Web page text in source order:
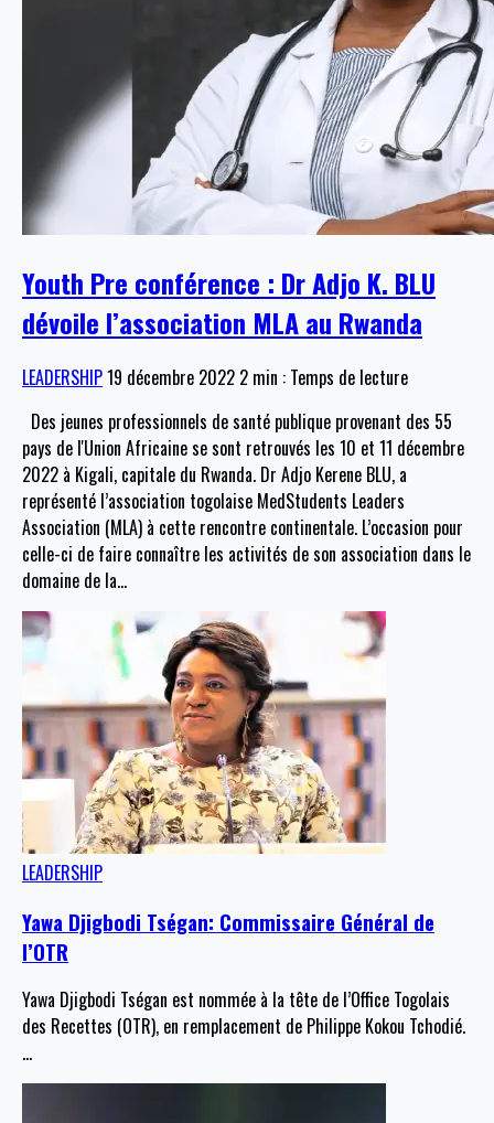
Youth Pre conférence : Dr Adjo K. BLU
dévoile l’association MLA au Rwanda
LEADERSHIP19 décembre 2022 2 min : Temps de lecture
Des jeunes professionnels de santé publique provenant des 55
pays de l'Union Africaine se sont retrouvés les 10 et 11 décembre
2022 à Kigali, capitale du Rwanda. Dr Adjo Kerene BLU, a
représenté l’association togolaise MedStudents Leaders
Association (MLA) à cette rencontre continentale. L’occasion pour
celle-ci de faire connaître les activités de son association dans le
domaine de la…
LEADERSHIP
Yawa Djigbodi Tségan: Commissaire Général de
l’OTR
Yawa Djigbodi Tségan est nommée à la tête de l’Office Togolais
des Recettes (OTR), en remplacement de Philippe Kokou Tchodié.
…